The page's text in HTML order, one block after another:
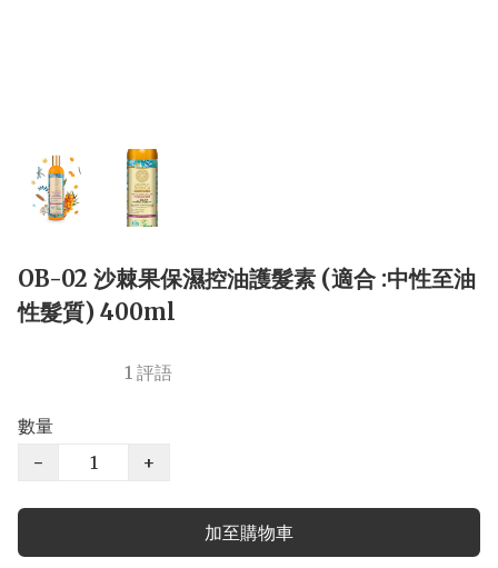
OB-02 沙棘果保濕控油護髮素 (適合 :中性至油
性髮質) 400ml
1 評語
數量
−
+
加至購物車